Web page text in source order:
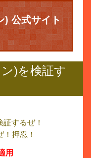
) 公式サイト
)を検証す
証するぜ！
押忍！
用